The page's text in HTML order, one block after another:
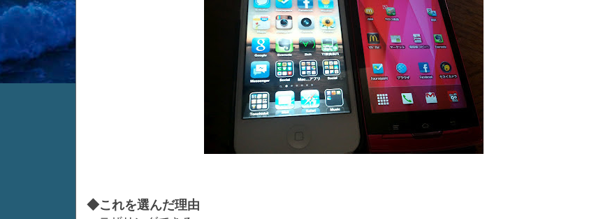
◆これを選んだ理由